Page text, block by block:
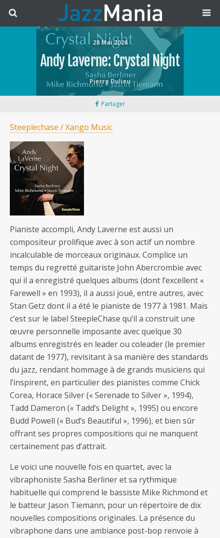
28 Mai 2026
Andy Laverne: Crystal Night
Pierre Dulieu
Partager
Steeplechase / Xango Music
Pianiste accompli, Andy Laverne est aussi un
compositeur prolifique avec à son actif un nombre
incalculable de morceaux originaux. Complice un
temps du regretté guitariste John Abercrombie avec
qui il a enregistré quelques albums (dont l’excellent «
Farewell » en 1993), il a aussi joué, entre autres, avec
Stan Getz dont il a été le pianiste de 1977 à 1981. Mais
c’est sur le label SteepleChase qu’il a construit une
œuvre personnelle imposante avec quelque 30
albums enregistrés en leader ou coleader (le premier
datant de 1977), revisitant à sa manière des standards
du jazz, rendant hommage à de grands musiciens qui
l’inspirent, en particulier des pianistes comme Chick
Corea, Horace Silver (« Serenade to Silver », 1994),
Tadd Dameron (« Tadd’s Delight », 1995) ou encore
Budd Powell (« Bud’s Beautiful », 1996), et bien sûr
offrant ses propres compositions qui ne manquent
certainement pas d’attrait.
Le voici une nouvelle fois en quartet, avec la
vibraphoniste Sasha Berliner et sa rythmique
habituelle qui comprend le bassiste Mike Richmond et
le batteur Jason Tiemann, pour un répertoire de dix
nouvelles compositions originales. La présence du
vibraphone dans une ambiance post-bop renvoie à